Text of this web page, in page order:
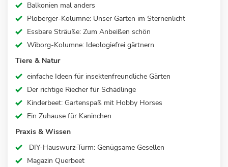
Balkonien mal anders
Ploberger-Kolumne: Unser Garten im Sternenlicht
Essbare Sträuße: Zum Anbeißen schön
Wiborg-Kolumne: Ideologiefrei gärtnern
Tiere & Natur
einfache Ideen für insektenfreundliche Gärten
Der richtige Riecher für Schädlinge
Kinderbeet: Gartenspaß mit Hobby Horses
Ein Zuhause für Kaninchen
Praxis & Wissen
DIY-Hauswurz-Turm: Genügsame Gesellen
Magazin Querbeet